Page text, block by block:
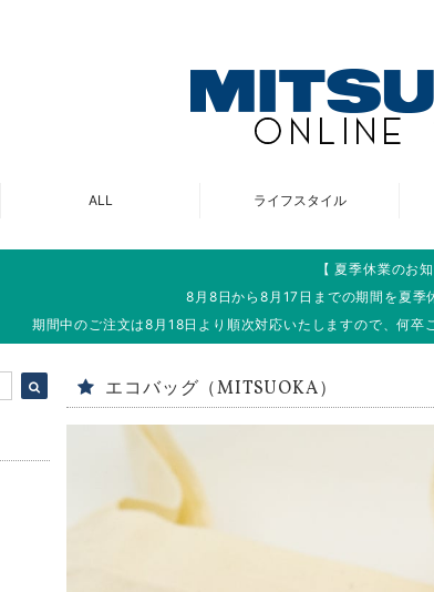
ALL ライフスタイル
【 夏季休業のお知
8月8日から8月17日までの期間を夏季
期間中のご注文は8月18日より順次対応いたしますので、何卒
エコバッグ（MITSUOKA）